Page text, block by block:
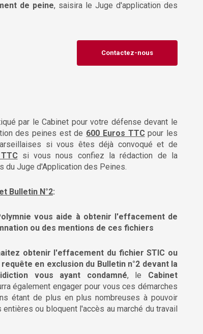
de peine, saisira le Juge d'application des
Contactez-nous
par le Cabinet pour votre défense devant le
des peines est de 600 Euros TTCpour les
si vous êtes déjà convoqué et de
si vous nous confiez la rédaction de la
du Juge d'Application des Peines.
Bulletin N°2:
vous aide à obtenir l'effacement de
ou des mentions de ces fichiers
obtenir l'effacement du fichier STIC ou
en exclusion du Bulletin n°2 devant la
vous ayant condamné, le Cabinet
également engager pour vous ces démarches
étant de plus en plus nombreuses à pouvoir
ou bloquent l'accès au marché du travail